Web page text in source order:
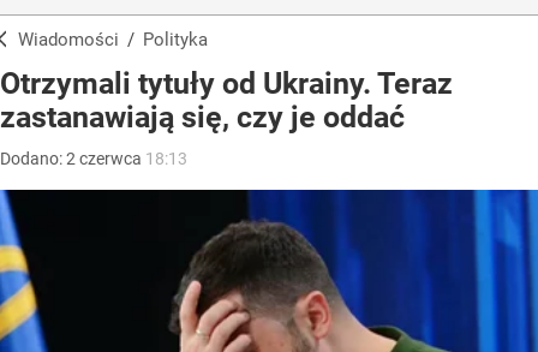
Wiadomości / Polityka
Otrzymali tytuły od Ukrainy. Teraz
zastanawiają się, czy je oddać
Dodano:2 czerwca 18:13